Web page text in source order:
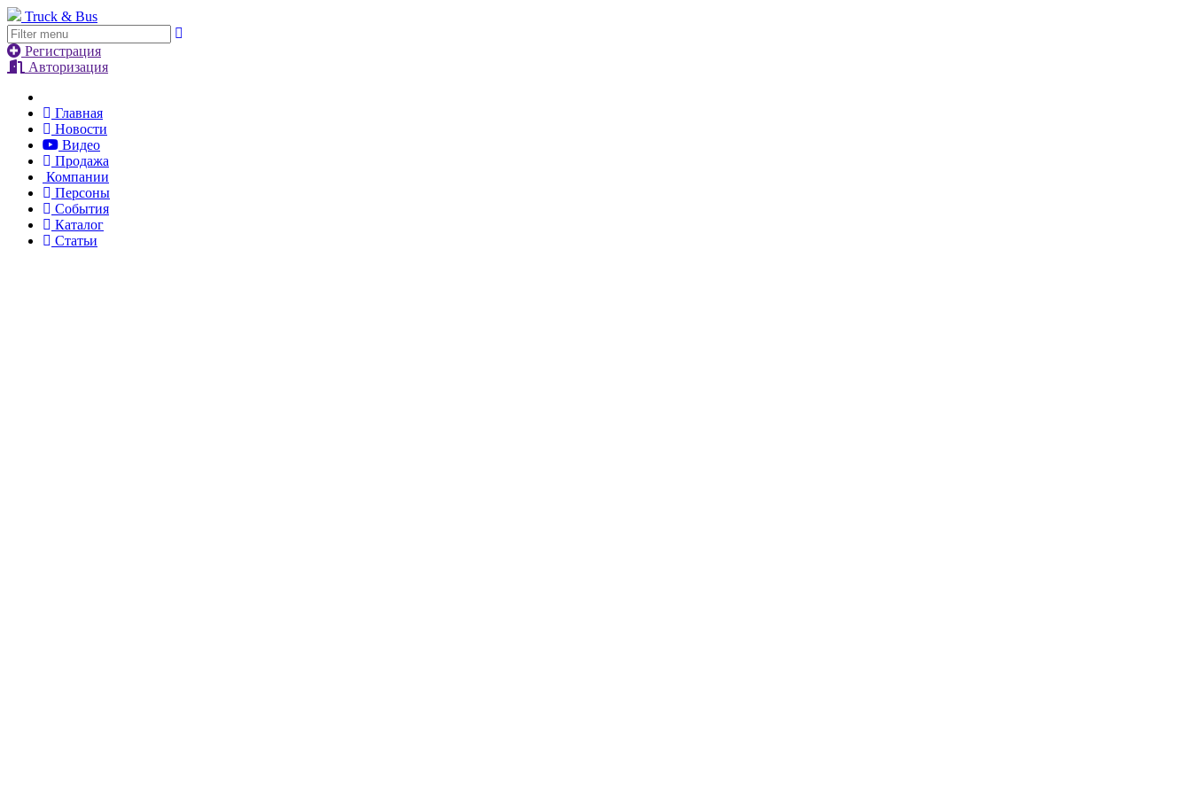
Truck & Bus
Регистрация
Авторизация
Главная
Новости
Видео
Продажа
Компании
Персоны
События
Каталог
Статьи